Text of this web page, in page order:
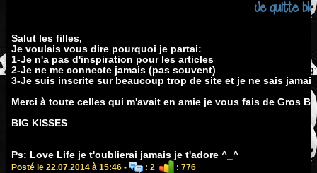
Je quitte
Salut les filles,
Je voulais vous dire pourquoi je partai:
1-Je n'a pas d'inspiration pour les articles
2-Je ne me connecte jamais (pas souvent)
3-Je suis inscrite sur beaucoup trop de site et je ne sais
Merci à toute celles qui m'avait en amie je vous fais de Gros
BIG KISSES
Ps: Love Life je t'oublierai jamais je t'adore ^_^
Posté le 22.07.2014 à 15:46 - : 2 : 776